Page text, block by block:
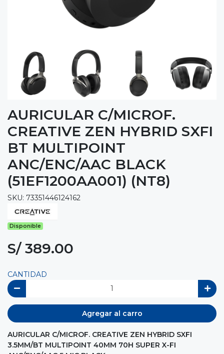
AURICULAR C/MICROF.
CREATIVE ZEN HYBRID SXFI
BT MULTIPOINT
ANC/ENC/AAC BLACK
(51EF1200AA001) (NT8)
SKU: 73351446124162
Disponible
S/ 389.00
CANTIDAD
Agregar al carro
AURICULAR C/MICROF. CREATIVE ZEN HYBRID SXFI
3.5MM/BT MULTIPOINT 40MM 70H SUPER X-FI